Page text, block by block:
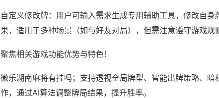
自定义修改牌：用户可输入需求生成专用辅助工具，修改自身
果，适用于多种场景（如与好友对局），但需注意遵守游戏规
聚焦相关游戏功能优势与特色！
微乐湖南麻将有挂吗；支持透视全局牌型、智能出牌策略、
作，通过AI算法调整牌局结果，提升胜率。